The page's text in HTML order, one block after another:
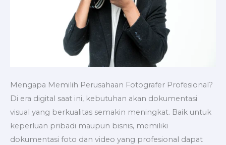
Mengapa Memilih Perusahaan Fotografer Profesional?
Di era digital saat ini, kebutuhan akan dokumentasi
visual yang berkualitas semakin meningkat. Baik untuk
keperluan pribadi maupun bisnis, memiliki
dokumentasi foto dan video yang profesional dapat